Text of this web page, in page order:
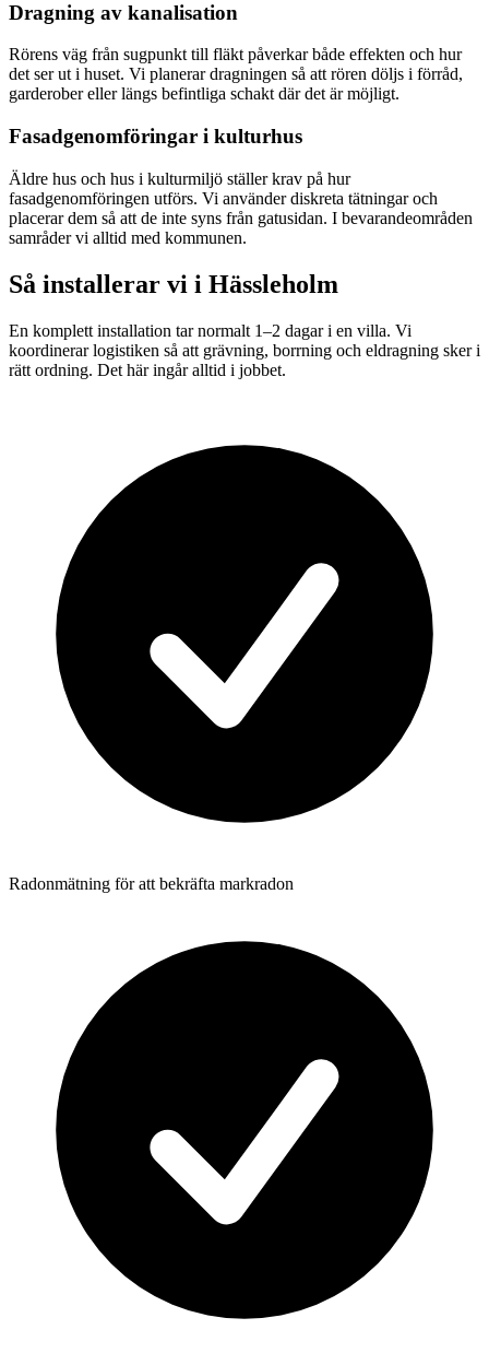
Dragning av kanalisation
Rörens väg från sugpunkt till fläkt påverkar både effekten och hur
det ser ut i huset. Vi planerar dragningen så att rören döljs i förråd,
garderober eller längs befintliga schakt där det är möjligt.
Fasadgenomföringar i kulturhus
Äldre hus och hus i kulturmiljö ställer krav på hur
fasadgenomföringen utförs. Vi använder diskreta tätningar och
placerar dem så att de inte syns från gatusidan. I bevarandeområden
samråder vi alltid med kommunen.
Så installerar vi i Hässleholm
En komplett installation tar normalt 1–2 dagar i en villa. Vi
koordinerar logistiken så att grävning, borrning och eldragning sker i
rätt ordning. Det här ingår alltid i jobbet.
Radonmätning för att bekräfta markradon